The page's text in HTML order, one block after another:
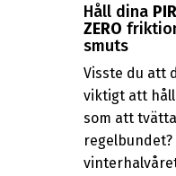
Håll dina
ZERO
smuts
Visste du att
viktigt att
som att